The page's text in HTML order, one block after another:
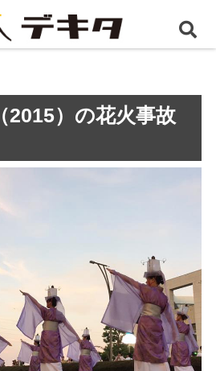
富士まつり（2015）の花火事故につい
2015）の花火事故